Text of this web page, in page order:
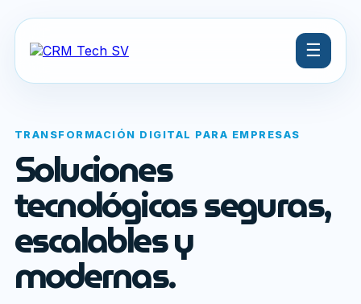
☰
TRANSFORMACIÓN DIGITAL PARA EMPRESAS
Soluciones
tecnológicas seguras,
escalables y
modernas.